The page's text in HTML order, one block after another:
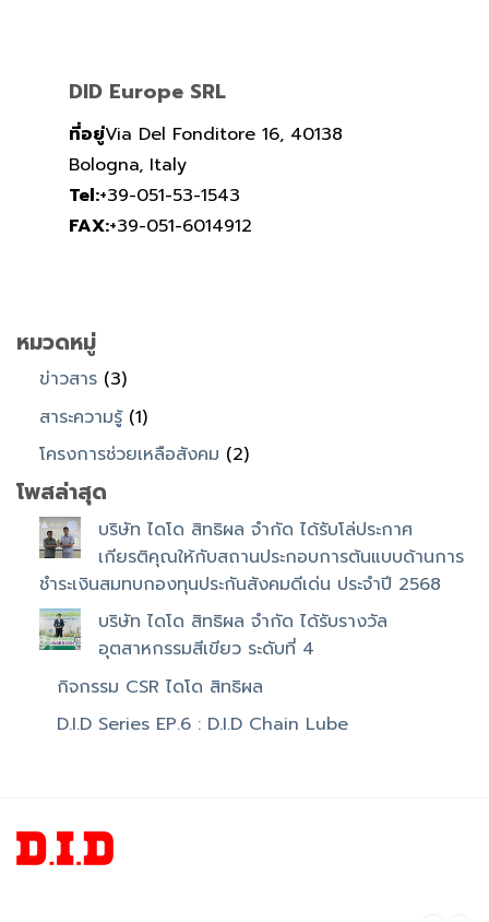
DID Europe SRL
ที่อยู่Via Del Fonditore 16, 40138
Bologna, Italy
Tel:+39-051-53-1543
FAX:+39-051-6014912
หมวดหมู่
ข่าวสาร(3)
สาระความรู้(1)
โครงการช่วยเหลือสังคม (2)
โพสล่าสุด
บริษัท ไดโด สิทธิผล จำกัด ได้รับโล่ประกาศ
เกียรติคุณให้กับสถานประกอบการต้นแบบด้านการ
ชำระเงินสมทบกองทุนประกันสังคมดีเด่น ประจำปี 2568
บริษัท ไดโด สิทธิผล จำกัด ได้รับรางวัล
อุตสาหกรรมสีเขียว ระดับที่ 4
กิจกรรม CSR ไดโด สิทธิผล
D.I.D Series EP.6 : D.I.D Chain Lube